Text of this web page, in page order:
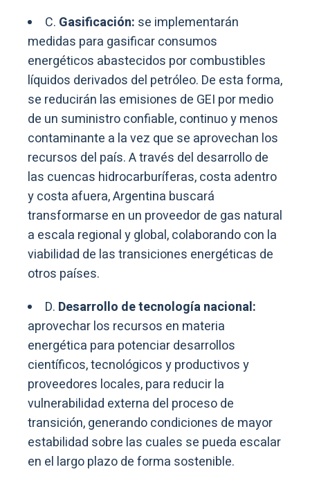
C. Gasificación: se implementarán
medidas para gasificar consumos
energéticos abastecidos por combustibles
líquidos derivados del petróleo. De esta forma,
se reducirán las emisiones de GEI por medio
de un suministro confiable, continuo y menos
contaminante a la vez que se aprovechan los
recursos del país. A través del desarrollo de
las cuencas hidrocarburíferas, costa adentro
y costa afuera, Argentina buscará
transformarse en un proveedor de gas natural
a escala regional y global, colaborando con la
viabilidad de las transiciones energéticas de
otros países.
D. Desarrollo de tecnología nacional:
aprovechar los recursos en materia
energética para potenciar desarrollos
científicos, tecnológicos y productivos y
proveedores locales, para reducir la
vulnerabilidad externa del proceso de
transición, generando condiciones de mayor
estabilidad sobre las cuales se pueda escalar
en el largo plazo de forma sostenible.